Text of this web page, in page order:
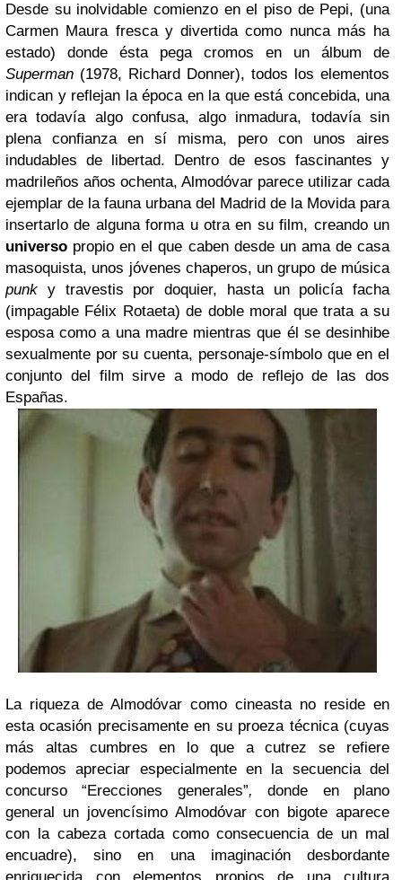
Desde su inolvidable comienzo en el piso de Pepi, (una
Carmen Maura fresca y divertida como nunca más ha
estado) donde ésta pega cromos en un álbum de
Superman (1978, Richard Donner), todos los elementos
indican y reflejan la época en la que está concebida, una
era todavía algo confusa, algo inmadura, todavía sin
plena confianza en sí misma, pero con unos aires
indudables de libertad. Dentro de esos fascinantes y
madrileños años ochenta, Almodóvar parece utilizar cada
ejemplar de la fauna urbana del Madrid de la Movida para
insertarlo de alguna forma u otra en su film, creando un
universo propio en el que caben desde un ama de casa
masoquista, unos jóvenes chaperos, un grupo de música
punk y travestis por doquier, hasta un policía facha
(impagable Félix Rotaeta) de doble moral que trata a su
esposa como a una madre mientras que él se desinhibe
sexualmente por su cuenta, personaje-símbolo que en el
conjunto del film sirve a modo de reflejo de las dos
Españas.
La riqueza de Almodóvar como cineasta no reside en
esta ocasión precisamente en su proeza técnica (cuyas
más altas cumbres en lo que a cutrez se refiere
podemos apreciar especialmente en la secuencia del
concurso “Erecciones generales”,donde en plano
general un jovencísimo Almodóvar con bigote aparece
con la cabeza cortada como consecuencia de un mal
encuadre), sino en una imaginación desbordante